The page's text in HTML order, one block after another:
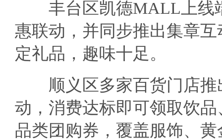
丰台区凯德MALL上线
惠联动，并同步推出集章
定礼品，趣味十足。
顺义区多家百货门店推
动，消费达标即可领取饮
品类团购券，覆盖服饰、